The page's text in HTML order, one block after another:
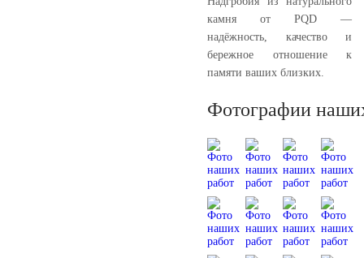
камня от PQD —
надёжность, качество и
бережное отношение к
памяти ваших близких.
Фотографии